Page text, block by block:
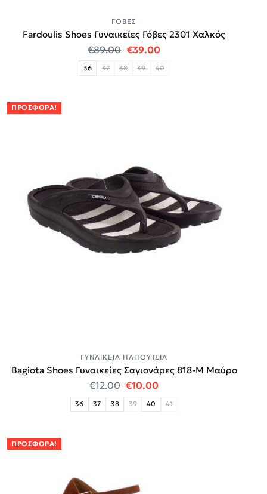
ΓΌΒΕΣ
Fardoulis Shoes Γυναικείες Γόβες 2301 Χαλκός
€89.00 Original price was: €89.00.
€39.00Η τρέχουσα τιμή
36 37 38 39 40
ΠΡΟΣΦΟΡΆ!
ΓΥΝΑΙΚΕΊΑ ΠΑΠΟΎΤΣΙΑ
Bagiota Shoes Γυναικείες Σαγιονάρες 818-Μ Μαύρο
€12.00 Original price was: €12.00.
€10.00Η τρέχουσα τιμή
36 37 38 39 40 41
ΠΡΟΣΦΟΡΆ!